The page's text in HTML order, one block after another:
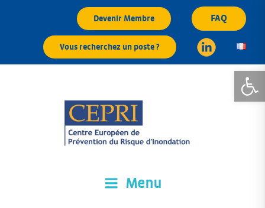
Ouvrir
Devenir Membre FAQ
Vous recherchez un poste ?
Menu